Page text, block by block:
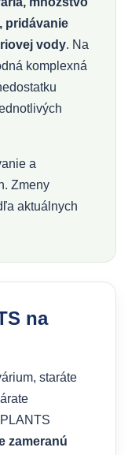
pridávanie
vody. Na
komplexná
a
Zmeny
aktuálnych
na
staráte
zameranú